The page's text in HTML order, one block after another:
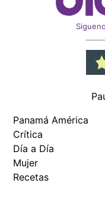
Panamá América
Crítica
Día a Día
Mujer
Recetas